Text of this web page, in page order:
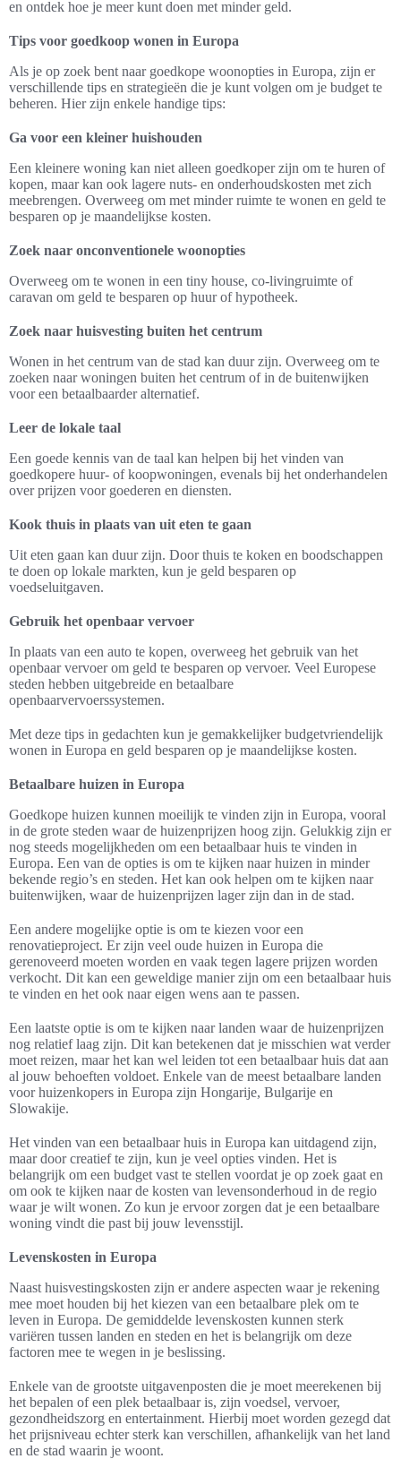
en ontdek hoe je meer kunt doen met minder geld.
Tips voor goedkoop wonen in Europa
Als je op zoek bent naar goedkope woonopties in Europa, zijn er
verschillende tips en strategieën die je kunt volgen om je budget te
beheren. Hier zijn enkele handige tips:
Ga voor een kleiner huishouden
Een kleinere woning kan niet alleen goedkoper zijn om te huren of
kopen, maar kan ook lagere nuts- en onderhoudskosten met zich
meebrengen. Overweeg om met minder ruimte te wonen en geld te
besparen op je maandelijkse kosten.
Zoek naar onconventionele woonopties
Overweeg om te wonen in een tiny house, co-livingruimte of
caravan om geld te besparen op huur of hypotheek.
Zoek naar huisvesting buiten het centrum
Wonen in het centrum van de stad kan duur zijn. Overweeg om te
zoeken naar woningen buiten het centrum of in de buitenwijken
voor een betaalbaarder alternatief.
Leer de lokale taal
Een goede kennis van de taal kan helpen bij het vinden van
goedkopere huur- of koopwoningen, evenals bij het onderhandelen
over prijzen voor goederen en diensten.
Kook thuis in plaats van uit eten te gaan
Uit eten gaan kan duur zijn. Door thuis te koken en boodschappen
te doen op lokale markten, kun je geld besparen op
voedseluitgaven.
Gebruik het openbaar vervoer
In plaats van een auto te kopen, overweeg het gebruik van het
openbaar vervoer om geld te besparen op vervoer. Veel Europese
steden hebben uitgebreide en betaalbare
openbaarvervoerssystemen.
Met deze tips in gedachten kun je gemakkelijker budgetvriendelijk
wonen in Europa en geld besparen op je maandelijkse kosten.
Betaalbare huizen in Europa
Goedkope huizen kunnen moeilijk te vinden zijn in Europa, vooral
in de grote steden waar de huizenprijzen hoog zijn. Gelukkig zijn er
nog steeds mogelijkheden om een betaalbaar huis te vinden in
Europa. Een van de opties is om te kijken naar huizen in minder
bekende regio’s en steden. Het kan ook helpen om te kijken naar
buitenwijken, waar de huizenprijzen lager zijn dan in de stad.
Een andere mogelijke optie is om te kiezen voor een
renovatieproject. Er zijn veel oude huizen in Europa die
gerenoveerd moeten worden en vaak tegen lagere prijzen worden
verkocht. Dit kan een geweldige manier zijn om een betaalbaar huis
te vinden en het ook naar eigen wens aan te passen.
Een laatste optie is om te kijken naar landen waar de huizenprijzen
nog relatief laag zijn. Dit kan betekenen dat je misschien wat verder
moet reizen, maar het kan wel leiden tot een betaalbaar huis dat aan
al jouw behoeften voldoet. Enkele van de meest betaalbare landen
voor huizenkopers in Europa zijn Hongarije, Bulgarije en
Slowakije.
Het vinden van een betaalbaar huis in Europa kan uitdagend zijn,
maar door creatief te zijn, kun je veel opties vinden. Het is
belangrijk om een budget vast te stellen voordat je op zoek gaat en
om ook te kijken naar de kosten van levensonderhoud in de regio
waar je wilt wonen. Zo kun je ervoor zorgen dat je een betaalbare
woning vindt die past bij jouw levensstijl.
Levenskosten in Europa
Naast huisvestingskosten zijn er andere aspecten waar je rekening
mee moet houden bij het kiezen van een betaalbare plek om te
leven in Europa. De gemiddelde levenskosten kunnen sterk
variëren tussen landen en steden en het is belangrijk om deze
factoren mee te wegen in je beslissing.
Enkele van de grootste uitgavenposten die je moet meerekenen bij
het bepalen of een plek betaalbaar is, zijn voedsel, vervoer,
gezondheidszorg en entertainment. Hierbij moet worden gezegd dat
het prijsniveau echter sterk kan verschillen, afhankelijk van het land
en de stad waarin je woont.